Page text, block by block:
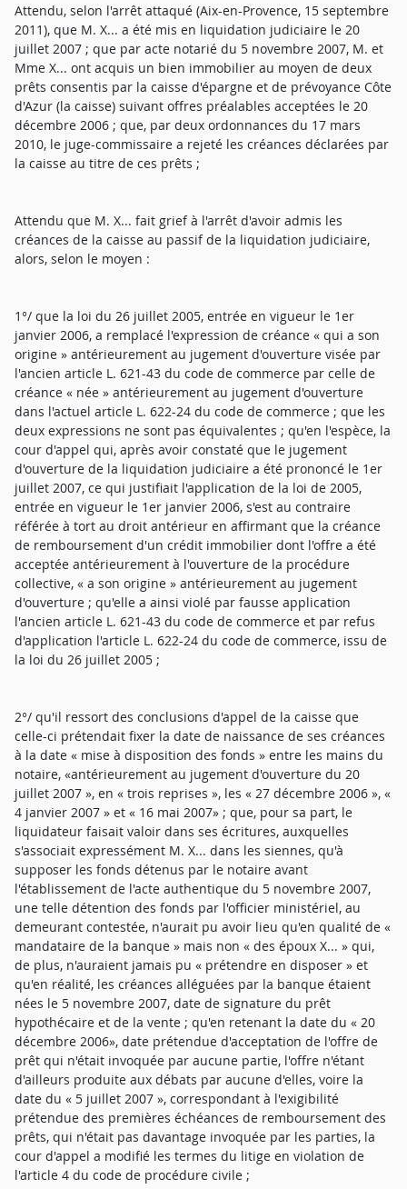
Attendu, selon l'arrêt attaqué (Aix-en-Provence, 15 septembre
2011), que M. X... a été mis en liquidation judiciaire le 20
juillet 2007 ; que par acte notarié du 5 novembre 2007, M. et
Mme X... ont acquis un bien immobilier au moyen de deux
prêts consentis par la caisse d'épargne et de prévoyance Côte
d'Azur (la caisse) suivant offres préalables acceptées le 20
décembre 2006 ; que, par deux ordonnances du 17 mars
2010, le juge-commissaire a rejeté les créances déclarées par
la caisse au titre de ces prêts ;
Attendu que M. X... fait grief à l'arrêt d'avoir admis les
créances de la caisse au passif de la liquidation judiciaire,
alors, selon le moyen :
1°/ que la loi du 26 juillet 2005, entrée en vigueur le 1er
janvier 2006, a remplacé l'expression de créance « qui a son
origine » antérieurement au jugement d'ouverture visée par
l'ancien article L. 621-43 du code de commerce par celle de
créance « née » antérieurement au jugement d'ouverture
dans l'actuel article L. 622-24 du code de commerce ; que les
deux expressions ne sont pas équivalentes ; qu'en l'espèce, la
cour d'appel qui, après avoir constaté que le jugement
d'ouverture de la liquidation judiciaire a été prononcé le 1er
juillet 2007, ce qui justifiait l'application de la loi de 2005,
entrée en vigueur le 1er janvier 2006, s'est au contraire
référée à tort au droit antérieur en affirmant que la créance
de remboursement d'un crédit immobilier dont l'offre a été
acceptée antérieurement à l'ouverture de la procédure
collective, « a son origine » antérieurement au jugement
d'ouverture ; qu'elle a ainsi violé par fausse application
l'ancien article L. 621-43 du code de commerce et par refus
d'application l'article L. 622-24 du code de commerce, issu de
la loi du 26 juillet 2005 ;
2°/ qu'il ressort des conclusions d'appel de la caisse que
celle-ci prétendait fixer la date de naissance de ses créances
à la date « mise à disposition des fonds » entre les mains du
notaire, «antérieurement au jugement d'ouverture du 20
juillet 2007 », en « trois reprises », les « 27 décembre 2006 », «
4 janvier 2007 » et « 16 mai 2007» ; que, pour sa part, le
liquidateur faisait valoir dans ses écritures, auxquelles
s'associait expressément M. X... dans les siennes, qu'à
supposer les fonds détenus par le notaire avant
l'établissement de l'acte authentique du 5 novembre 2007,
une telle détention des fonds par l'officier ministériel, au
demeurant contestée, n'aurait pu avoir lieu qu'en qualité de «
mandataire de la banque » mais non « des époux X... » qui,
de plus, n'auraient jamais pu « prétendre en disposer » et
qu'en réalité, les créances alléguées par la banque étaient
nées le 5 novembre 2007, date de signature du prêt
hypothécaire et de la vente ; qu'en retenant la date du « 20
décembre 2006», date prétendue d'acceptation de l'offre de
prêt qui n'était invoquée par aucune partie, l'offre n'étant
d'ailleurs produite aux débats par aucune d'elles, voire la
date du « 5 juillet 2007 », correspondant à l'exigibilité
prétendue des premières échéances de remboursement des
prêts, qui n'était pas davantage invoquée par les parties, la
cour d'appel a modifié les termes du litige en violation de
l'article 4 du code de procédure civile ;